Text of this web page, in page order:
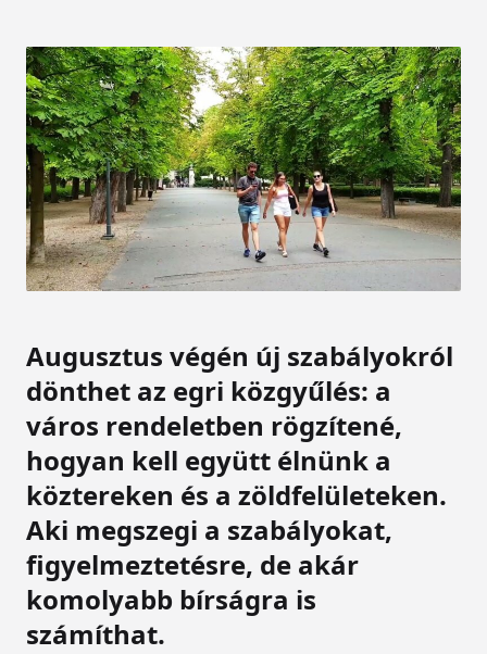
Augusztus végén új szabályokról
dönthet az egri közgyűlés: a
város rendeletben rögzítené,
hogyan kell együtt élnünk a
köztereken és a zöldfelületeken.
Aki megszegi a szabályokat,
figyelmeztetésre, de akár
komolyabb bírságra is
számíthat.